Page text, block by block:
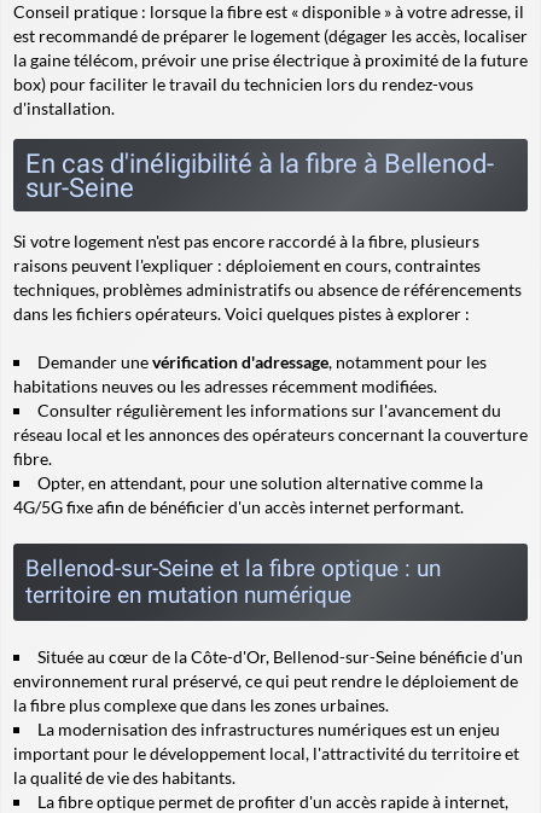
Conseil pratique : lorsque la fibre est « disponible » à votre adresse, il
est recommandé de préparer le logement (dégager les accès, localiser
la gaine télécom, prévoir une prise électrique à proximité de la future
box) pour faciliter le travail du technicien lors du rendez-vous
d'installation.
En cas d'inéligibilité à la fibre à Bellenod-
sur-Seine
Si votre logement n'est pas encore raccordé à la fibre, plusieurs
raisons peuvent l'expliquer : déploiement en cours, contraintes
techniques, problèmes administratifs ou absence de référencements
dans les fichiers opérateurs. Voici quelques pistes à explorer :
Demander unevérification d'adressage, notamment pour les
habitations neuves ou les adresses récemment modifiées.
Consulter régulièrement les informations sur l'avancement du
réseau local et les annonces des opérateurs concernant la couverture
fibre.
Opter, en attendant, pour une solution alternative comme la
4G/5G fixe afin de bénéficier d'un accès internet performant.
Bellenod-sur-Seine et la fibre optique : un
territoire en mutation numérique
Située au cœur de la Côte-d'Or, Bellenod-sur-Seine bénéficie d'un
environnement rural préservé, ce qui peut rendre le déploiement de
la fibre plus complexe que dans les zones urbaines.
La modernisation des infrastructures numériques est un enjeu
important pour le développement local, l'attractivité du territoire et
la qualité de vie des habitants.
La fibre optique permet de profiter d'un accès rapide à internet,